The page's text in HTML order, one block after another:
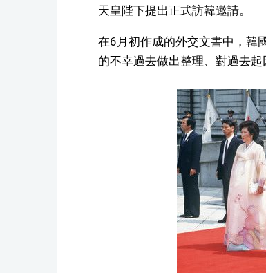
天皇陛下提出正式訪韓邀請。
在6月初作成的外交文書中，韓
的不幸過去做出整理、對過去起